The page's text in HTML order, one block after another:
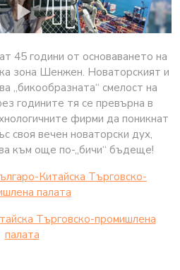
45 години от основаването на
зона Шенжен. Новаторският и
„бикообразната“ смелост на
годините тя се превърна в
фирми да поникнат
своя вечен новаторски дух,
към още по-„бичи“ бъдеще!
Китайска Търговско-
палaта
Търговско-промишлена
палaта